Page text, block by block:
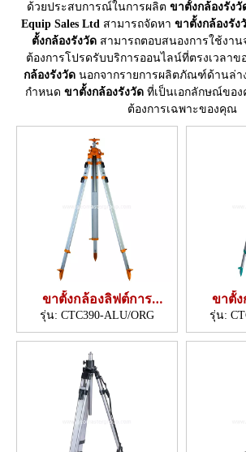
ด้วยประสบการณ์ในการผลิต ขาตั้งกล้องรังวั
Equip Sales Ltdสามารถจัดหา ขาตั้งกล้องรัง
ตั้งกล้องรังวัด สามารถตอบสนองการใช้งา
ต้องการโปรดรับบริการออนไลน์ที่ตรงเวลาขอ
กล้องรังวัด นอกจากรายการผลิตภัณฑ์ด้านล่า
กำหนด ขาตั้งกล้องรังวัด ที่เป็นเอกลักษณ์ขอ
ต้องการเฉพาะของคุณ
ขาตั้งกล้องลิฟต์การ
ก่อสร้าง (3.9m)
รุ่น: CTC390-ALU/ORG
ขาตั้
ก่อ
รุ่น: